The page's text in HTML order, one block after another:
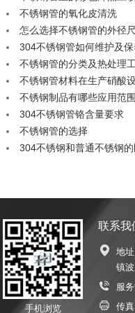
不锈钢管的氧化皮清洗
怎么选择不锈钢管的外径
304不锈钢管如何维护及保
不锈钢管的分类及热处理
不锈钢管材料在生产硝酸
不锈钢制品有哪些应用范
304不锈钢管铬含量要求
不锈钢管的选择
304不锈钢和普通不锈钢的
手机浏览
联系我
地
镇
服
传